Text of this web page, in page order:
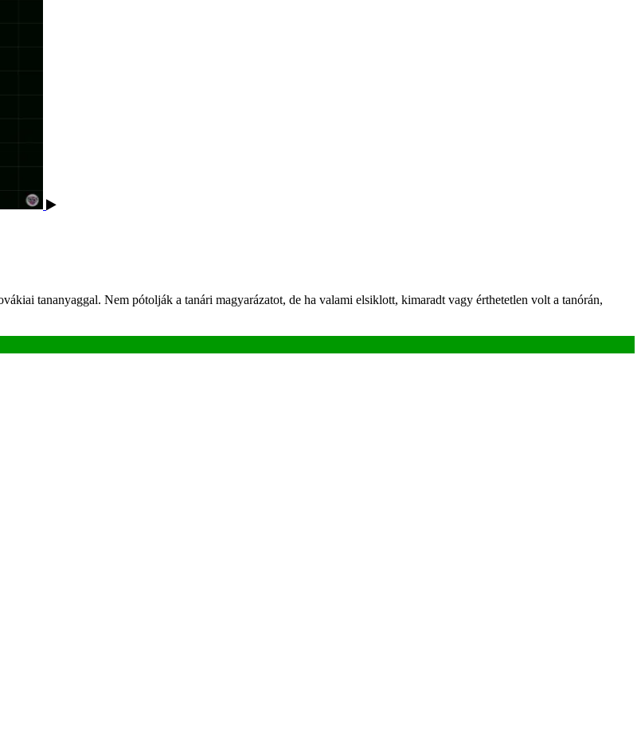
tananyaggal. Nem pótolják a tanári magyarázatot, de ha valami elsiklott, kimaradt vagy érthetetlen volt a tanórán,